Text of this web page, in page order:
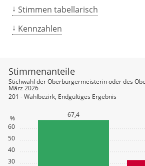
Stimmen tabellarisch
Kennzahlen
30
40
50
60
% 67,4
Stimmenanteile
Stichwahl der Oberbürgermeisterin oder des
März 2026
201 - Wahlbezirk, Endgültiges Ergebnis